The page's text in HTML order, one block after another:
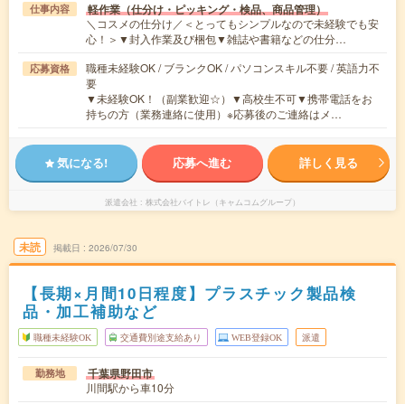
仕事内容 軽作業（仕分け・ピッキング・検品、商品管理）
＼コスメの仕分け／＜とってもシンプルなので未経験でも安
心！＞▼封入作業及び梱包▼雑誌や書籍などの仕分…
応募資格
職種未経験OK / ブランクOK / パソコンスキル不要 / 英語力不
要
▼未経験OK！（副業歓迎☆）▼高校生不可▼携帯電話をお
持ちの方（業務連絡に使用）※応募後のご連絡はメ…
気になる! 応募へ進む 詳しく見る
派遣会社 株式会社バイトレ（キャムコムグループ）
未読 掲載日 2026/07/30
【長期×月間10日程度】プラスチック製品検
品・加工補助など
職種未経験OK 交通費別途支給あり WEB登録OK 派遣
勤務地 千葉県野田市
川間駅から車10分